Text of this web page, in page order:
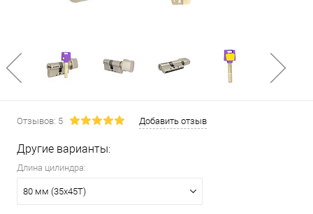
Отзывов: 5 Добавить отзыв
Другие варианты:
Длина цилиндра:
80 мм (35x45T)